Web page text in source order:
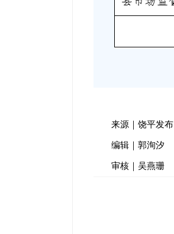
来源｜饶平发布
编辑｜郭洵汐
审核｜吴燕珊